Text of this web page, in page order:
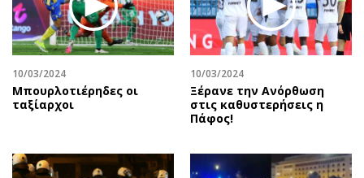
10/03/2024
Μπουρλοτιέρηδες οι
ταξίαρχοι
10/03/2024
Ξέρανε την Ανόρθωση
στις καθυστερήσεις η
Πάφος!